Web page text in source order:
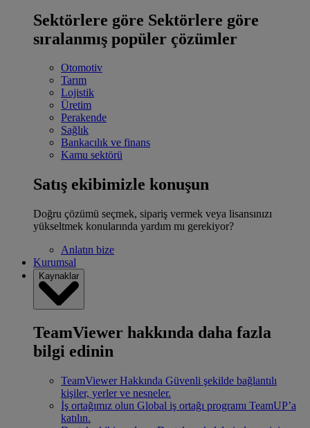
Sektörlere göre Sektörlere göre
sıralanmış popüler çözümler
Otomotiv
Tarım
Lojistik
Üretim
Perakende
Sağlık
Bankacılık ve finans
Kamu sektörü
Satış ekibimizle konuşun
Doğru çözümü seçmek, sipariş vermek veya lisansınızı
yükseltmek konularında yardım mı gerekiyor?
Anlatın bize
Kurumsal
Kaynaklar
TeamViewer hakkında daha fazla
bilgi edinin
TeamViewer Hakkında Güvenli şekilde bağlantılı
kişiler, yerler ve nesneler.
İş ortağımız olun Global iş ortağı programı TeamUP’a
katılın.